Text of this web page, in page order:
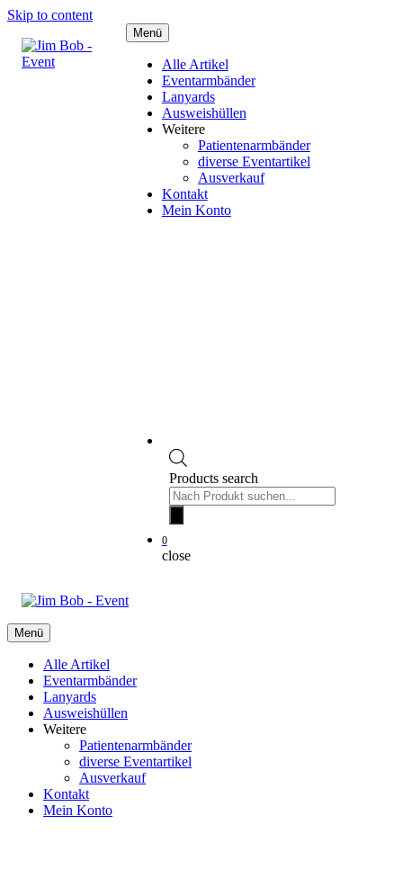
Skip to content
Menü
Alle Artikel
Eventarmbänder
Lanyards
Ausweishüllen
Weitere
Patientenarmbänder
diverse Eventartikel
Ausverkauf
Kontakt
Mein Konto
Products search
0
close
Menü
Alle Artikel
Eventarmbänder
Lanyards
Ausweishüllen
Weitere
Patientenarmbänder
diverse Eventartikel
Ausverkauf
Kontakt
Mein Konto